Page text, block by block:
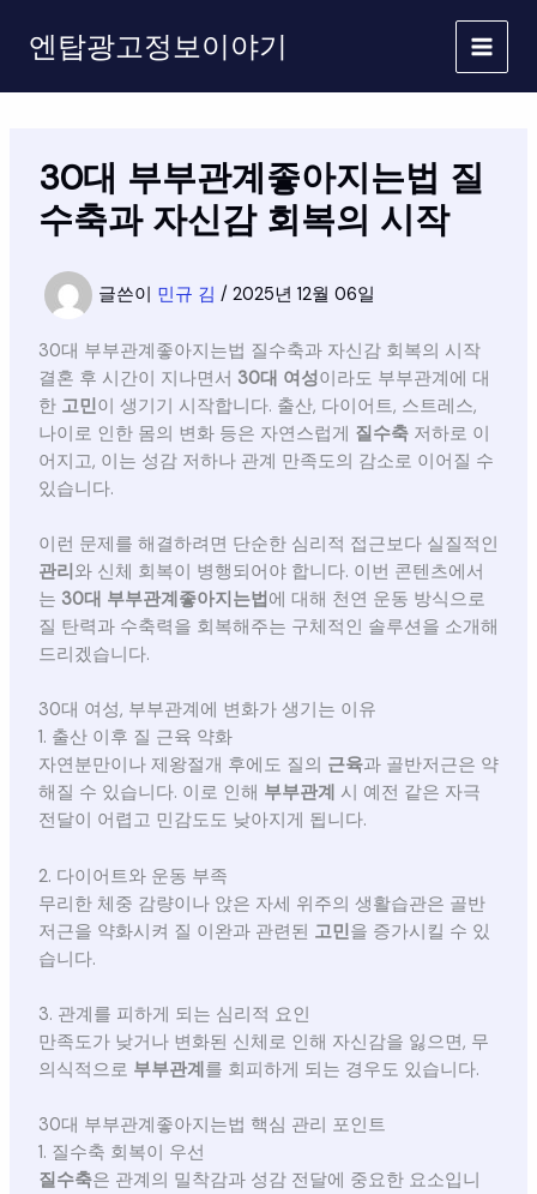
로
엔탑광고정보이야기
30대 부부관계좋아지는법 질
수축과 자신감 회복의 시작
글쓴이 민규 김 / 2025년 12월 06일
30대 부부관계좋아지는법 질수축과 자신감 회복의 시작
결혼 후 시간이 지나면서 30대 여성이라도 부부관계에 대
한 고민이 생기기 시작합니다. 출산, 다이어트, 스트레스,
나이로 인한 몸의 변화 등은 자연스럽게 질수축저하로 이
어지고, 이는 성감 저하나 관계 만족도의 감소로 이어질 수
있습니다.
이런 문제를 해결하려면 단순한 심리적 접근보다 실질적인
관리 와 신체 회복이 병행되어야 합니다. 이번 콘텐츠에서
는 30대 부부관계좋아지는법 에 대해 천연 운동 방식으로
질 탄력과 수축력을 회복해주는 구체적인 솔루션을 소개해
드리겠습니다.
30대 여성, 부부관계에 변화가 생기는 이유
1. 출산 이후 질 근육 약화
자연분만이나 제왕절개 후에도 질의 근육과 골반저근은 약
해질 수 있습니다. 이로 인해 부부관계 시 예전 같은 자극
전달이 어렵고 민감도도 낮아지게 됩니다.
2. 다이어트와 운동 부족
무리한 체중 감량이나 앉은 자세 위주의 생활습관은 골반
저근을 약화시켜 질 이완과 관련된 고민을 증가시킬 수 있
습니다.
3. 관계를 피하게 되는 심리적 요인
만족도가 낮거나 변화된 신체로 인해 자신감을 잃으면, 무
의식적으로 부부관계 를 회피하게 되는 경우도 있습니다.
30대 부부관계좋아지는법 핵심 관리 포인트
1. 질수축 회복이 우선
질수축은 관계의 밀착감과 성감 전달에 중요한 요소입니